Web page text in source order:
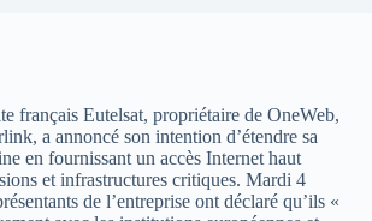
français Eutelsat, propriétaire de OneWeb,
a annoncé son intention d’étendre sa
en fournissant un accès Internet haut
et infrastructures critiques. Mardi 4
de l’entreprise ont déclaré qu’ils «